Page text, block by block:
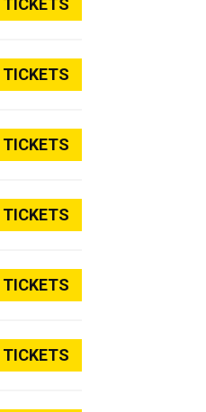
TICKETS
TICKETS
TICKETS
TICKETS
TICKETS
TICKETS